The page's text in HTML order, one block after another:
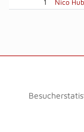
1 Nico